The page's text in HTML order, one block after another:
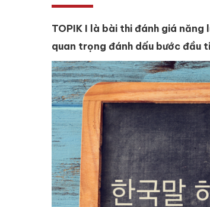
TOPIK I là bài thi đánh giá
quan trọng đánh dấu bước đầu